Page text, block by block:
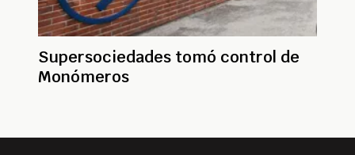
Supersociedades tomó control de
Monómeros